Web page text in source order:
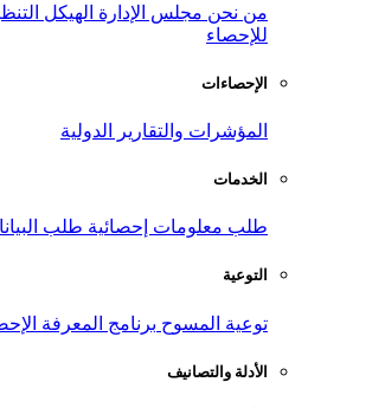
من نحن مجلس الإدارة الهيكل
للإحصاء
الإحصاءات
المؤشرات والتقارير الدولية
الخدمات
طلب معلومات إحصائية طلب
التوعية
توعية المسوح برنامج المعرفة
الأدلة والتصانيف